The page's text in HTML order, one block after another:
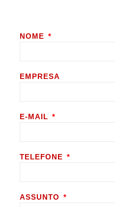
NOME
EMPRESA
E-MAIL
TELEFONE
ASSUNTO